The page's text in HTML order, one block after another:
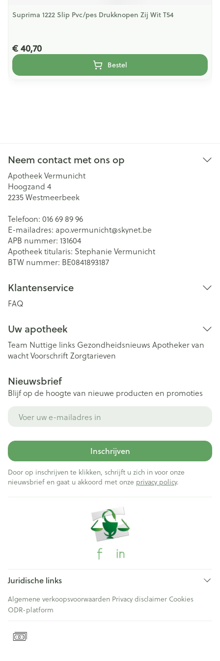
Suprima 1222 Slip Pvc/pes Drukknopen Zij Wit T54
€ 40,70
Bestel
Neem contact met ons op
Apotheek Vermunicht
Hoogzand 4
2235Westmeerbeek
Telefoon: 016 69 89 96
E-mailadres: apo.vermunicht@skynet.be
APB nummer: 131604
Apotheek titularis: Stephanie Vermunicht
BTW nummer: BE0841893187
Klantenservice
FAQ
Uw apotheek
Team Nuttige links Gezondheidsnieuws Apotheker van
wachtVoorschriftZorgtarieven
Nieuwsbrief
Blijf op de hoogte van nieuwe producten en promoties
Inschrijven
Door op inschrijven te klikken, schrijft u zich in voor onze
nieuwsbrief en gaat u akkoord met onze privacy policy.
Juridische links
Algemene verkoopsvoorwaarden Privacy disclaimer Cookies
ODR-platform